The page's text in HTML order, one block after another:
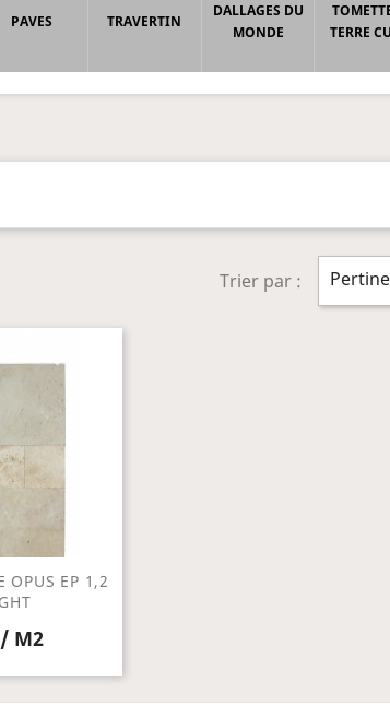
PAVES TRAVERTIN
DALLAGES DU
MONDE
TERRE
Trier par :
OPUS EP 1,2
M2